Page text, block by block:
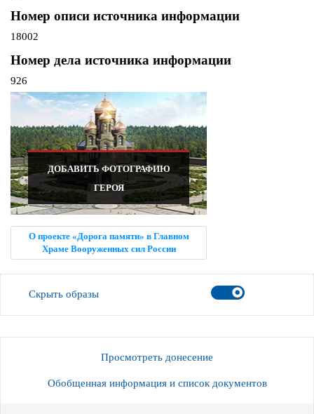
Номер описи источника информации
18002
Номер дела источника информации
926
ДОБАВИТЬ ФОТОГРАФИЮ
ГЕРОЯ
О проекте «Дорога памяти» в Главном
Храме Вооруженных сил России
Скрыть образы
Просмотреть донесение
Обобщенная информация и список документов